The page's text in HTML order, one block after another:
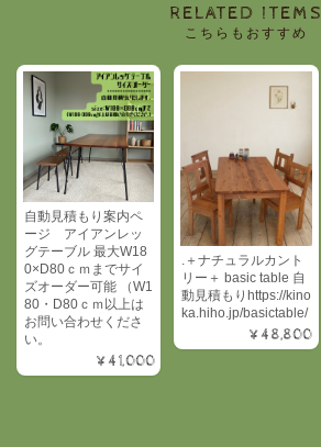
RELATED ITEMS
こちらもおすすめ
自動見積もり案内ペ
ージ アイアンレッ
グテーブル 最大W18
0×D80ｃｍまでサイ
ズオーダー可能 （W1
80・D80ｃｍ以上は
お問い合わせくださ
い。
¥41,000
.＋ナチュラルカント
リー＋ basic table 自
動見積もりhttps://kino
ka.hiho.jp/basictable/
¥48,800